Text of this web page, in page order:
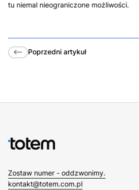
tu niemal nieograniczone możliwości.
Poprzedni artykuł
Zostaw numer - oddzwonimy.
kontakt@totem.com.pl